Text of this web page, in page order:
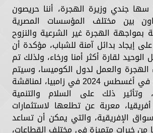
جندي وزيرة الهجرة، أننا حريصون
بين مختلف المؤسسات المصرية
بمواجهة الهجرة غير الشرعية والنزوح
إيجاد بدائل آمنة للشباب، مؤكدة أن
الوحيد لقارة أكثر أمنا ورخاء، ولذلك تم
الهجرة والعمل لدول الكوميسا، وسيتم
عقد مؤتمر موسع في أغسطس 2024 في زامبيا، لمناقشة
وتأثير ذلك على السلام والتنمية
معربة عن تطلعها لاستثمارات
الإفريقية، والتي يمكن أن تساعد
من خبرات متميزة في مختلف القطاعات،